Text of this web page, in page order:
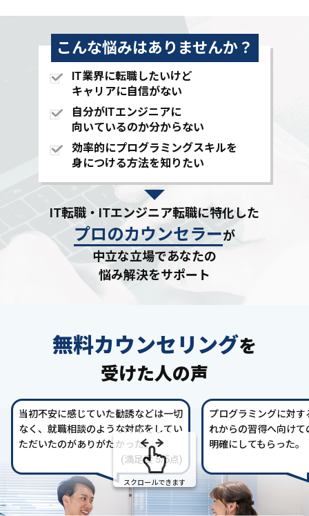
こんな悩みはありませんか？
IT業界に転職したいけど
キャリアに自信がない
自分がITエンジニアに
向いているのか分からない
効率的にプログラミングスキルを
身につける方法を知りたい
IT転職・ITエンジニア転職に特化した
プロのカウンセラーが
中立な立場であなたの
悩み解決をサポート
無料カウンセリングを
受けた人の声
当初不安に感じていた勧誘などは一切
なく、就職相談のような対応をしてい
ただいたのがありがたかった。
(満足度 5/5点)
プログラミングに対
れからの習得へ向け
明確にしてもらった。
スクロールできます